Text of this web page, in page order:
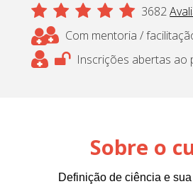
3682
Com mentoria /
Inscrições abertas ao
Sobre o
Definição de ciência e